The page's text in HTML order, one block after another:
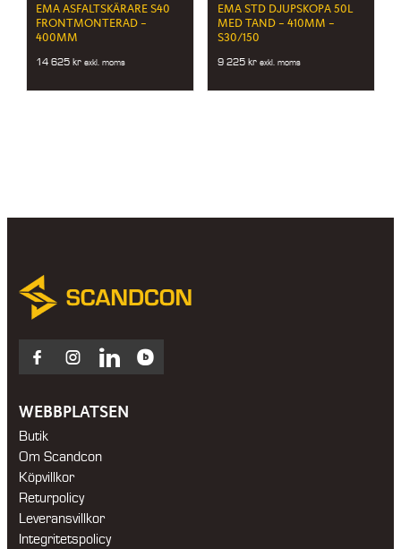
EMA ASFALTSKÄRARE S40
FRONTMONTERAD –
400MM
14 625kr exkl. moms
EMA STD DJUPSKOPA 50L
MED TAND – 410MM –
S30/150
9 225 kr exkl. moms
Facebook
Instagram
LinkedInBlocket
WEBBPLATSEN
Butik
Om Scandcon
Köpvillkor
Returpolicy
Leveransvillkor
Integritetspolicy